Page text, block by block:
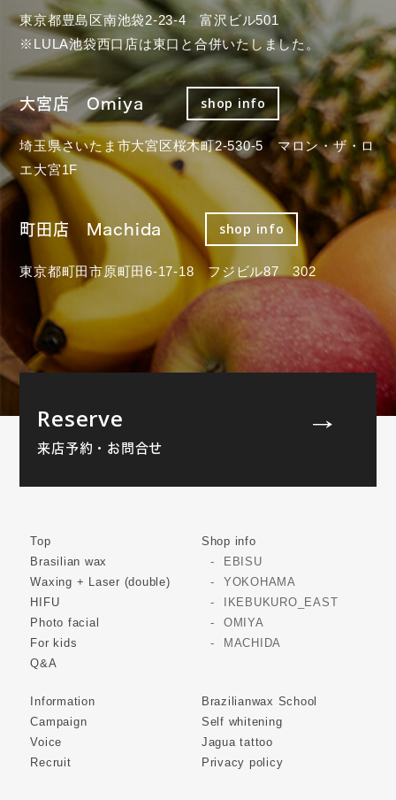
東京都豊島区南池袋2-23-4 富沢ビル501
※LULA池袋西口店は東口と合併いたしました。
大宮店 Omiya shop info
埼玉県さいたま市大宮区桜木町2-530-5 マロン・ザ・ロ
エ大宮1F
町田店 Machida shop info
東京都町田市原町田6-17-18 フジビル87 302
Reserve
来店予約・お問合せ
Top
Brasilian wax
Waxing + Laser (double)
HIFU
Photo facial
For kids
Q&A
Shop info
EBISU
YOKOHAMA
IKEBUKURO_EAST
OMIYA
MACHIDA
Information
Campaign
Voice
Recruit
Brazilianwax School
Self whitening
Jagua tattoo
Privacy policy